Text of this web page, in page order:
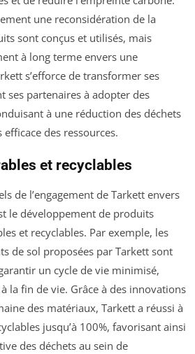
une reconsidération de la
sont conçus et utilisés, mais
à long terme envers une
s’efforce de transformer ses
ses partenaires à adopter des
à une réduction des déchets
des ressources.
et recyclables
de l’engagement de Tarkett envers
le développement de produits
et recyclables. Par exemple, les
de sol proposées par Tarkett sont
un cycle de vie minimisé,
la fin de vie. Grâce à des innovations
des matériaux, Tarkett a réussi à
jusqu’à 100%, favorisant ainsi
des déchets au sein de